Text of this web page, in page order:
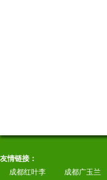
友情链接：
成都红叶李
成都广玉兰